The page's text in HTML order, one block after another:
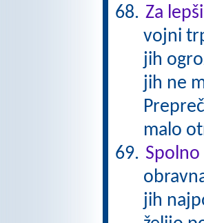
Za
vojni
jih
jih ne
malo
jih